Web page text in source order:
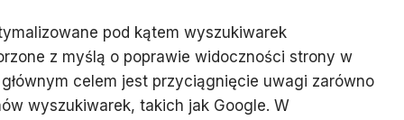
pod kątem wyszukiwarek
z myślą o poprawie widoczności strony w
celem jest przyciągnięcie uwagi zarówno
wyszukiwarek, takich jak Google. W